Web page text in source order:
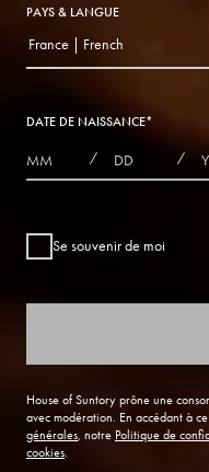
PAYS & LANGUE
countryDropdown
France | French
DATE DE NAISSANCE*
MONTHS
/ DAYS /
Se souvenir de moi
House of Suntory prône une
avec modération. En accédant à
générales, notre Politique de
cookies.